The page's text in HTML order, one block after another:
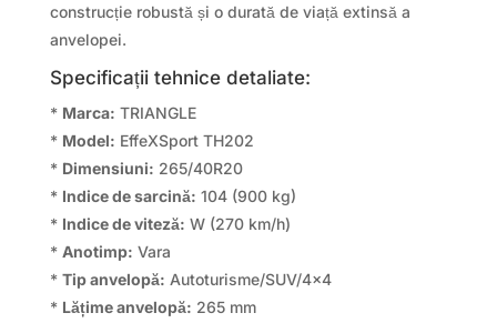
construcție robustă și o durată de viață extinsă a
anvelopei.
Specificații tehnice detaliate:
* Marca: TRIANGLE
* Model: EffeXSport TH202
* Dimensiuni: 265/40R20
* Indice de sarcină: 104 (900 kg)
* Indice de viteză: W (270 km/h)
* Anotimp: Vara
* Tip anvelopă: Autoturisme/SUV/4×4
* Lățime anvelopă: 265 mm